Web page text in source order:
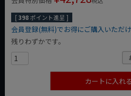
[398ポイント進呈 ]
会員登録(無料)でお得にご購入いただ
残りわずかです。
カートに入れる